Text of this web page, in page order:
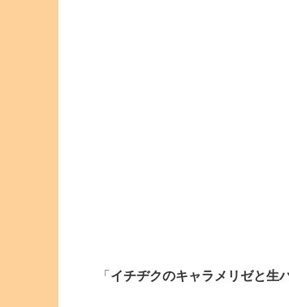
「 イチヂクのキャラメリゼと生